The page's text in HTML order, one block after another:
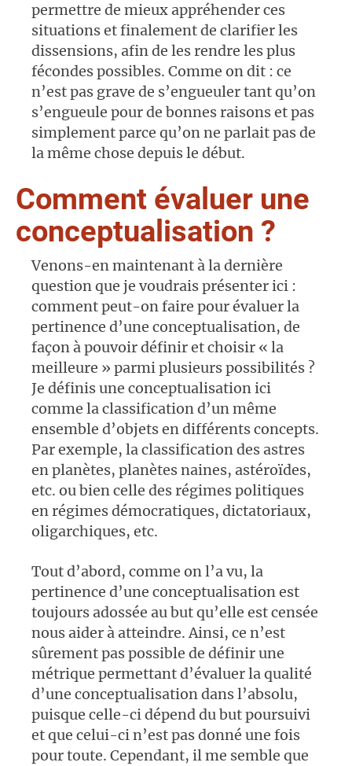
permettre de mieux appréhender ces
situations et finalement de clarifier les
dissensions, afin de les rendre les plus
fécondes possibles. Comme on dit : ce
n’est pas grave de s’engueuler tant qu’on
s’engueule pour de bonnes raisons et pas
simplement parce qu’on ne parlait pas de
la même chose depuis le début.
Comment évaluer une
conceptualisation ?
Venons-en maintenant à la dernière
question que je voudrais présenter ici :
comment peut-on faire pour évaluer la
pertinence d’une conceptualisation, de
façon à pouvoir définir et choisir « la
meilleure » parmi plusieurs possibilités ?
Je définis une conceptualisation ici
comme la classification d’un même
ensemble d’objets en différents concepts.
Par exemple, la classification des astres
en planètes, planètes naines, astéroïdes,
etc. ou bien celle des régimes politiques
en régimes démocratiques, dictatoriaux,
oligarchiques, etc.
Tout d’abord, comme on l’a vu, la
pertinence d’une conceptualisation est
toujours adossée au but qu’elle est censée
nous aider à atteindre. Ainsi, ce n’est
sûrement pas possible de définir une
métrique permettant d’évaluer la qualité
d’une conceptualisation dans l’absolu,
puisque celle-ci dépend du but poursuivi
et que celui-ci n’est pas donné une fois
pour toute. Cependant, il me semble que